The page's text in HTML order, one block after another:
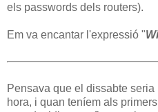
els passwords dels routers).
Em va encantar l'expressió "
Pensava que el dissabte
hora, i quan teníem als